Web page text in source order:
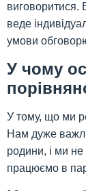
виговоритися.
веде
умови
У чому
У тому, що ми
Нам дуже
родини, і ми
працюємо в